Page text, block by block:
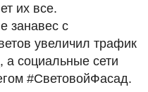
их все.
занавес с
увеличил трафик
а социальные сети
#СветовойФасад.